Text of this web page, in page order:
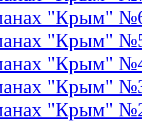
"Крым"
"Крым"
"Крым"
"Крым"
"Крым"